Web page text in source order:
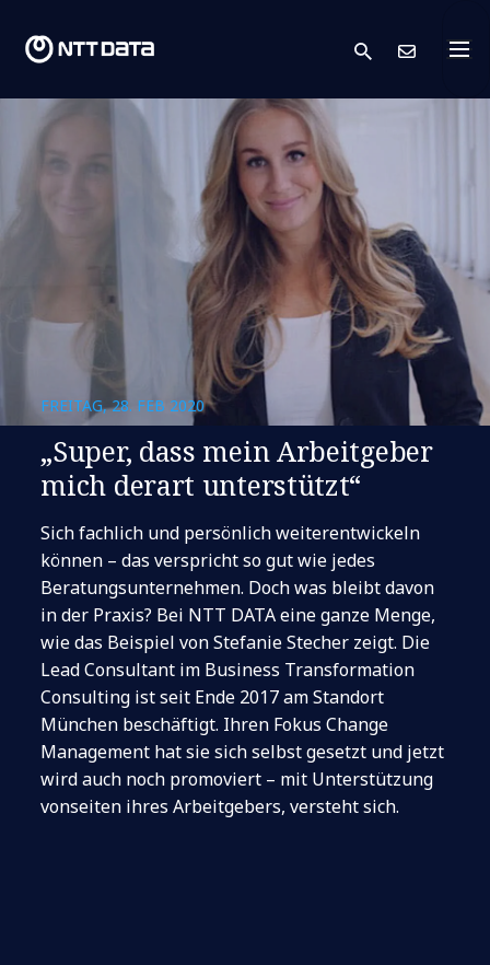
search
FREITAG, 28. FEB 2020
„Super, dass mein Arbeitgeber
mich derart unterstützt“
Sich fachlich und persönlich weiterentwickeln
können – das verspricht so gut wie jedes
Beratungsunternehmen. Doch was bleibt davon
in der Praxis? Bei NTT DATA eine ganze Menge,
wie das Beispiel von Stefanie Stecher zeigt. Die
Lead Consultant im Business Transformation
Consulting ist seit Ende 2017 am Standort
München beschäftigt. Ihren Fokus Change
Management hat sie sich selbst gesetzt und jetzt
wird auch noch promoviert – mit Unterstützung
vonseiten ihres Arbeitgebers, versteht sich.